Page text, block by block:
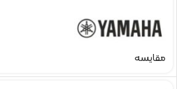
مقایسه